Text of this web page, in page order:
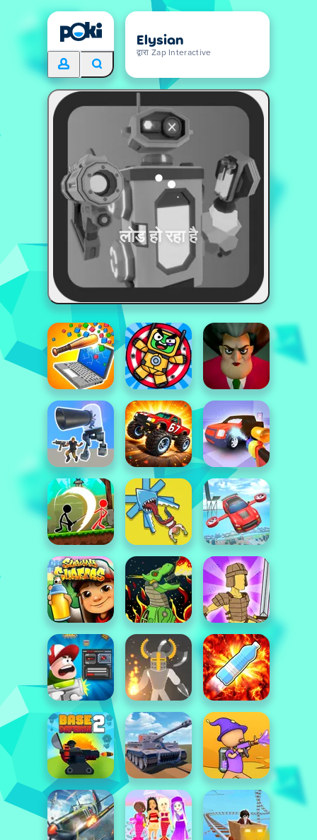
Elysian
द्वारा Zap Interactive
लोड हो रहा है